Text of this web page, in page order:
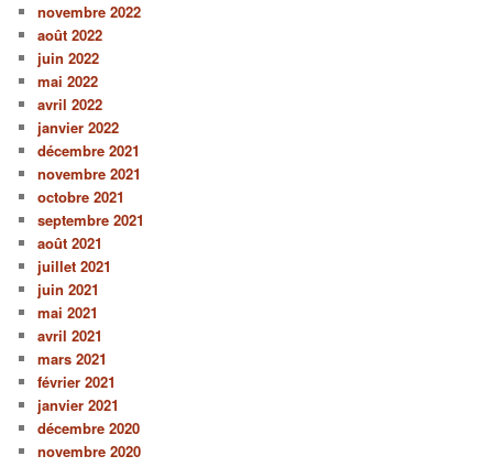
novembre 2022
août 2022
juin 2022
mai 2022
avril 2022
janvier 2022
décembre 2021
novembre 2021
octobre 2021
septembre 2021
août 2021
juillet 2021
juin 2021
mai 2021
avril 2021
mars 2021
février 2021
janvier 2021
décembre 2020
novembre 2020